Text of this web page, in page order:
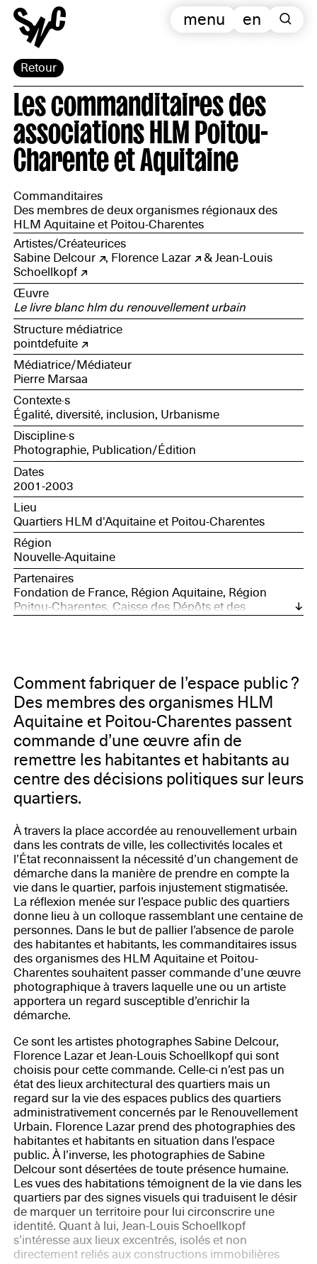
Retour
en
menu
Les commanditaires des
associations HLM Poitou-
Charente et Aquitaine
Commanditaires
Des membres de deux organismes régionaux des
HLM Aquitaine et Poitou-Charentes
Artistes/Créateurices
Sabine Delcour
, Florence Lazar &Jean-Louis
Schoellkopf
Œuvre
Le livre blanc hlm du renouvellement urbain
Structure médiatrice
pointdefuite
Médiatrice/Médiateur
Pierre Marsaa
Contexte·s
Égalité, diversité, inclusion, Urbanisme
Discipline·s
Photographie, Publication/Édition
Dates
2001-2003
Lieu
Quartiers HLM d'Aquitaine et Poitou-Charentes
Région
Nouvelle-Aquitaine
Partenaires
Fondation de France, Région Aquitaine, Région
Poitou-Charentes, Caisse des Dépôts et des
Comment fabriquer de l’espace public ?
Des membres des organismes HLM
Aquitaine et Poitou-Charentes passent
commande d’une œuvre afin de
remettre les habitantes et habitants au
centre des décisions politiques sur leurs
quartiers.
À travers la place accordée au renouvellement urbain
dans les contrats de ville, les collectivités locales et
l’État reconnaissent la nécessité d’un changement de
démarche dans la manière de prendre en compte la
vie dans le quartier, parfois injustement stigmatisée.
La réflexion menée sur l’espace public des quartiers
donne lieu à un colloque rassemblant une centaine de
personnes. Dans le but de pallier l’absence de parole
des habitantes et habitants, les commanditaires issus
des organismes des HLM Aquitaine et Poitou-
Charentes souhaitent passer commande d’une œuvre
photographique à travers laquelle une ou un artiste
apportera un regard susceptible d’enrichir la
démarche.
Ce sont les artistes photographes Sabine Delcour,
Florence Lazar et Jean-Louis Schoellkopf qui sont
choisis pour cette commande. Celle-ci n’est pas un
état des lieux architectural des quartiers mais un
regard sur la vie des espaces publics des quartiers
administrativement concernés par le Renouvellement
Urbain. Florence Lazar prend des photographies des
habitantes et habitants en situation dans l’espace
public. À l’inverse, les photographies de Sabine
Delcour sont désertées de toute présence humaine.
Les vues des habitations témoignent de la vie dans les
quartiers par des signes visuels qui traduisent le désir
de marquer un territoire pour lui circonscrire une
identité. Quant à lui, Jean-Louis Schoellkopf
s’intéresse aux lieux excentrés, isolés et non
directement reliés aux constructions immobilières